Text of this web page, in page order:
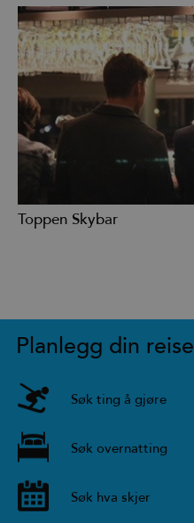
Toppen Skybar
Planlegg din reise
Søk ting å gjøre
Søk overnatting
Søk hva skjer